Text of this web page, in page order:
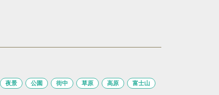
夜景 公園 街中 草原 高原 富士山